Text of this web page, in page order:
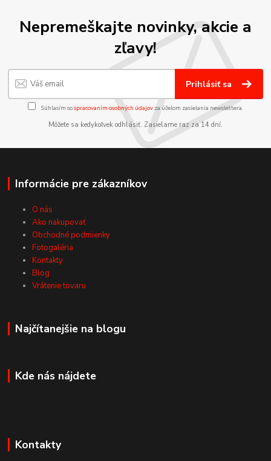
Nepremeškajte novinky, akcie a
zľavy!
Prihlásiť sa
Súhlasím sospracovaním osobných údajov za účelom zasielania newslettera.
Môžete sa kedykoľvek odhlásiť. Zasielame raz za 14 dní.
Informácie pre zákazníkov
O nás
Ako nakupovať
Obchodné podmienky
Fotogaléria
Kontakty
Blog
Vrátenie tovaru
Najčítanejšie na blogu
Kde nás nájdete
Kontakty